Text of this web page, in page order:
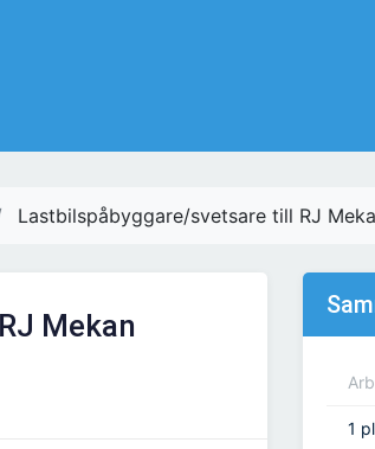
Lastbilspåbyggare/svetsare till RJ
Mekan
1